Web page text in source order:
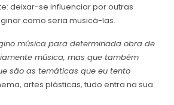
deixar-se influenciar por outras
como seria musicá-las.
música para determinada obra de
música, mas que também
são as temáticas que eu tento
artes plásticas, tudo entra na sua